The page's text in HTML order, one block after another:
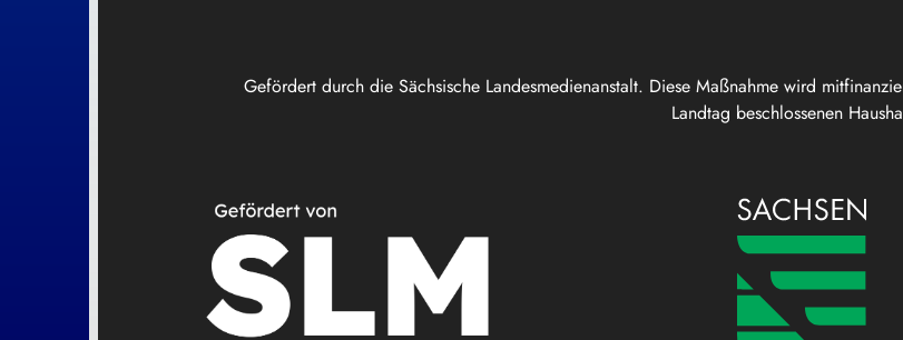
Gefördert durch die Sächsische Landesmedienanstalt. Diese Maßnahme wird
Landtag beschlossenen